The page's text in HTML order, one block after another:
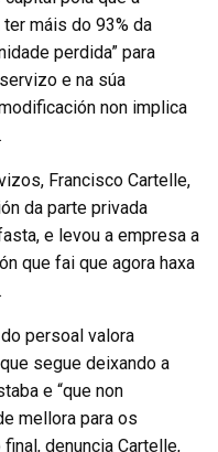
máis do 93% da
perdida” para
e na súa
non implica
Francisco Cartelle,
da parte privada
e levou a empresa a
que fai que agora haxa
persoal valora
segue deixando a
e “que non
mellora para os
denuncia Cartelle,